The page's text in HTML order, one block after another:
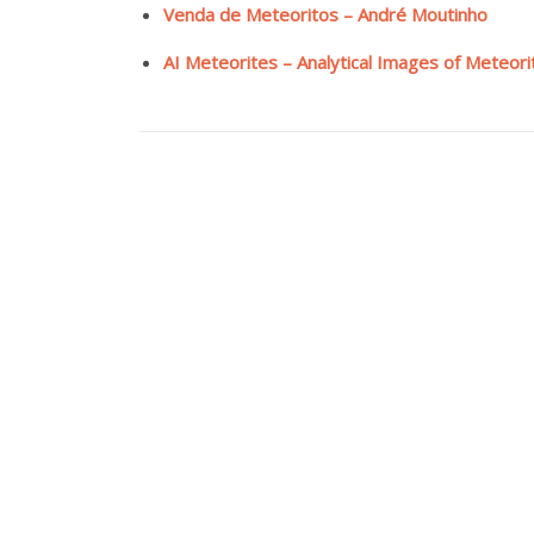
Venda de Meteoritos – André Moutinho
AI Meteorites – Analytical Images of